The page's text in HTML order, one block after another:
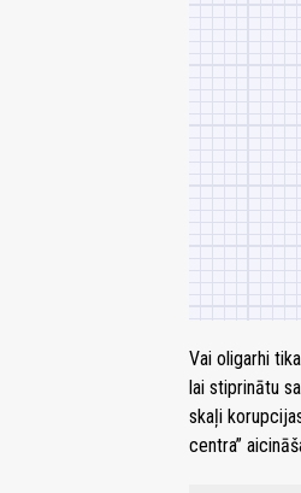
Vai oligarhi
lai stiprinātu
skaļi
centra”